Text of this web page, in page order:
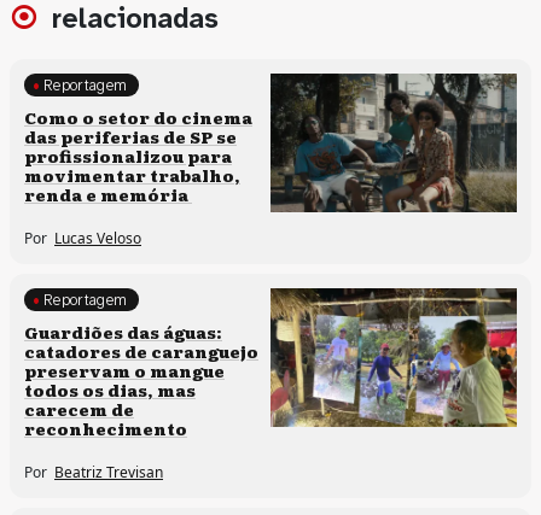
relacionadas
Políticas culturais
Reportagem
Como o setor do cinema
das periferias de SP se
profissionalizou para
movimentar trabalho,
renda e memória
Por Lucas Veloso
Clima e cultura
Reportagem
Guardiões das águas:
catadores de caranguejo
preservam o mangue
todos os dias, mas
carecem de
reconhecimento
Por Beatriz Trevisan